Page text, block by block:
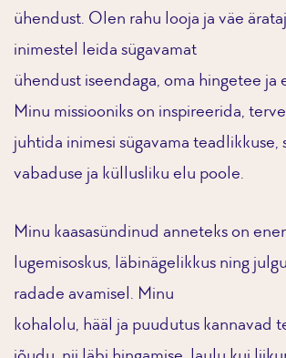
ühendust. Olen rahu looja ja väe
inimestel leida sügavamat
ühendust iseendaga, oma hingetee ja
Minu missiooniks on inspireerida,
juhtida inimesi sügavama teadlikkuse,
vabaduse ja küllusliku elu poole.
Minu kaasasündinud anneteks on
lugemisoskus, läbinägelikkus ning
radade avamisel. Minu
kohalolu, hääl ja puudutus kannavad